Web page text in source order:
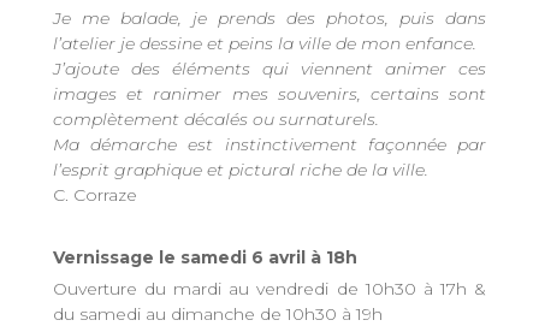
Je me balade, je prends des photos, puis dans
l’atelier je dessine et peins la ville de mon enfance.
J’ajoute des éléments qui viennent animer ces
images et ranimer mes souvenirs, certains sont
complètement décalés ou surnaturels.
Ma démarche est instinctivement façonnée par
l’esprit graphique et pictural riche de la ville.
C. Corraze
Vernissage le samedi 6 avril à 18h
Ouverture du mardi au vendredi de 10h30 à 17h &
du samedi au dimanche de 10h30 à 19h